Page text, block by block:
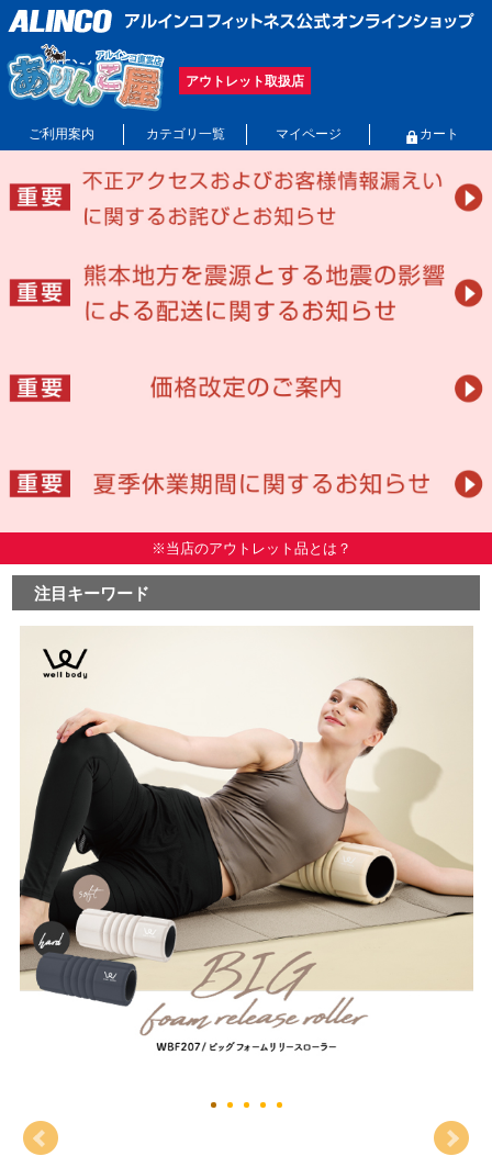
アウトレット取扱店
ご利用案内 カテゴリ一覧 マイページ カート
※当店のアウトレット品とは？
注目キーワード